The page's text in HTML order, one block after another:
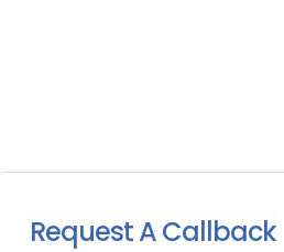
Request A Callback